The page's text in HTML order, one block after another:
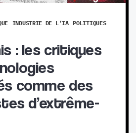
INDUSTRIE DE L’IA
POLITIQUES
: les critiques
comme des
d’extrême-